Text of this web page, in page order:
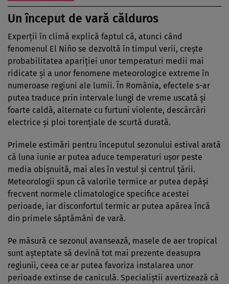
Un început de vară călduros
Experții în climă explică faptul că, atunci când
fenomenul El Niño se dezvoltă în timpul verii, crește
probabilitatea apariției unor temperaturi medii mai
ridicate și a unor fenomene meteorologice extreme în
numeroase regiuni ale lumii. În România, efectele s-ar
putea traduce prin intervale lungi de vreme uscată și
foarte caldă, alternate cu furtuni violente, descărcări
electrice și ploi torențiale de scurtă durată.
Primele estimări pentru începutul sezonului estival arată
că luna iunie ar putea aduce temperaturi ușor peste
media obișnuită, mai ales în vestul și centrul țării.
Meteorologii spun că valorile termice ar putea depăși
frecvent normele climatologice specifice acestei
perioade, iar disconfortul termic ar putea apărea încă
din primele săptămâni de vară.
Pe măsură ce sezonul avansează, masele de aer tropical
sunt așteptate să devină tot mai prezente deasupra
regiunii, ceea ce ar putea favoriza instalarea unor
perioade extinse de caniculă. Specialiștii avertizează că